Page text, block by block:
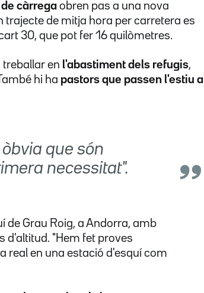
càrrega obren pas a una nova
trajecte de mitja hora per carretera es
30, que pot fer 16 quilòmetres.
treballar en l'abastiment dels refugis,
hi ha pastors que passen l'estiu a
que són
necessitat".
de Grau Roig, a Andorra, amb
d'altitud. "Hem fet proves
real en una estació d'esquí com